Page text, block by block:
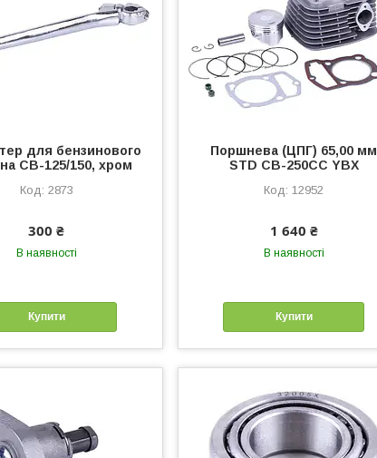
для бензинового
СВ-125/150, хром
2873
300 ₴
В наявності
Купити
Поршнева (ЦПГ) 65,00 мм
STD CB-250CC YBX
12952
1 640 ₴
В наявності
Купити